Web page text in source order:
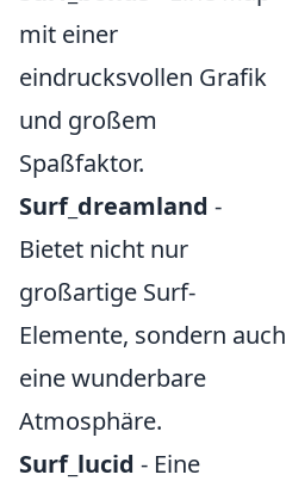
mit einer
eindrucksvollen Grafik
und großem
Spaßfaktor.
Surf_dreamland -
Bietet nicht nur
großartige Surf-
Elemente, sondern auch
eine wunderbare
Atmosphäre.
Surf_lucid - Eine